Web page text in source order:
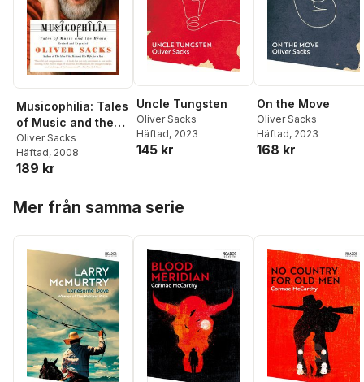
Musicophilia: Tales
of Music and the
Brain
Oliver Sacks
Häftad, 2008
189 kr
Uncle Tungsten
Oliver Sacks
Häftad, 2023
145 kr
On the Move
Oliver Sacks
Häftad, 2023
168 kr
Mer från samma serie